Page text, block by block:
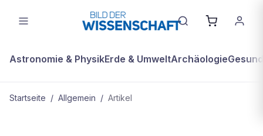
Astronomie & PhysikErde & UmweltArchäologie
Startseite / Allgemein / Artikel